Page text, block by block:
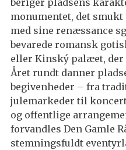
beriger pladsens
monumentet, det
med sine renæssance
bevarede romansk
eller Kinský palæet,
Året rundt danner
begivenheder – fra
julemarkeder til
og offentlige
forvandles Den Gamle
stemningsfuldt